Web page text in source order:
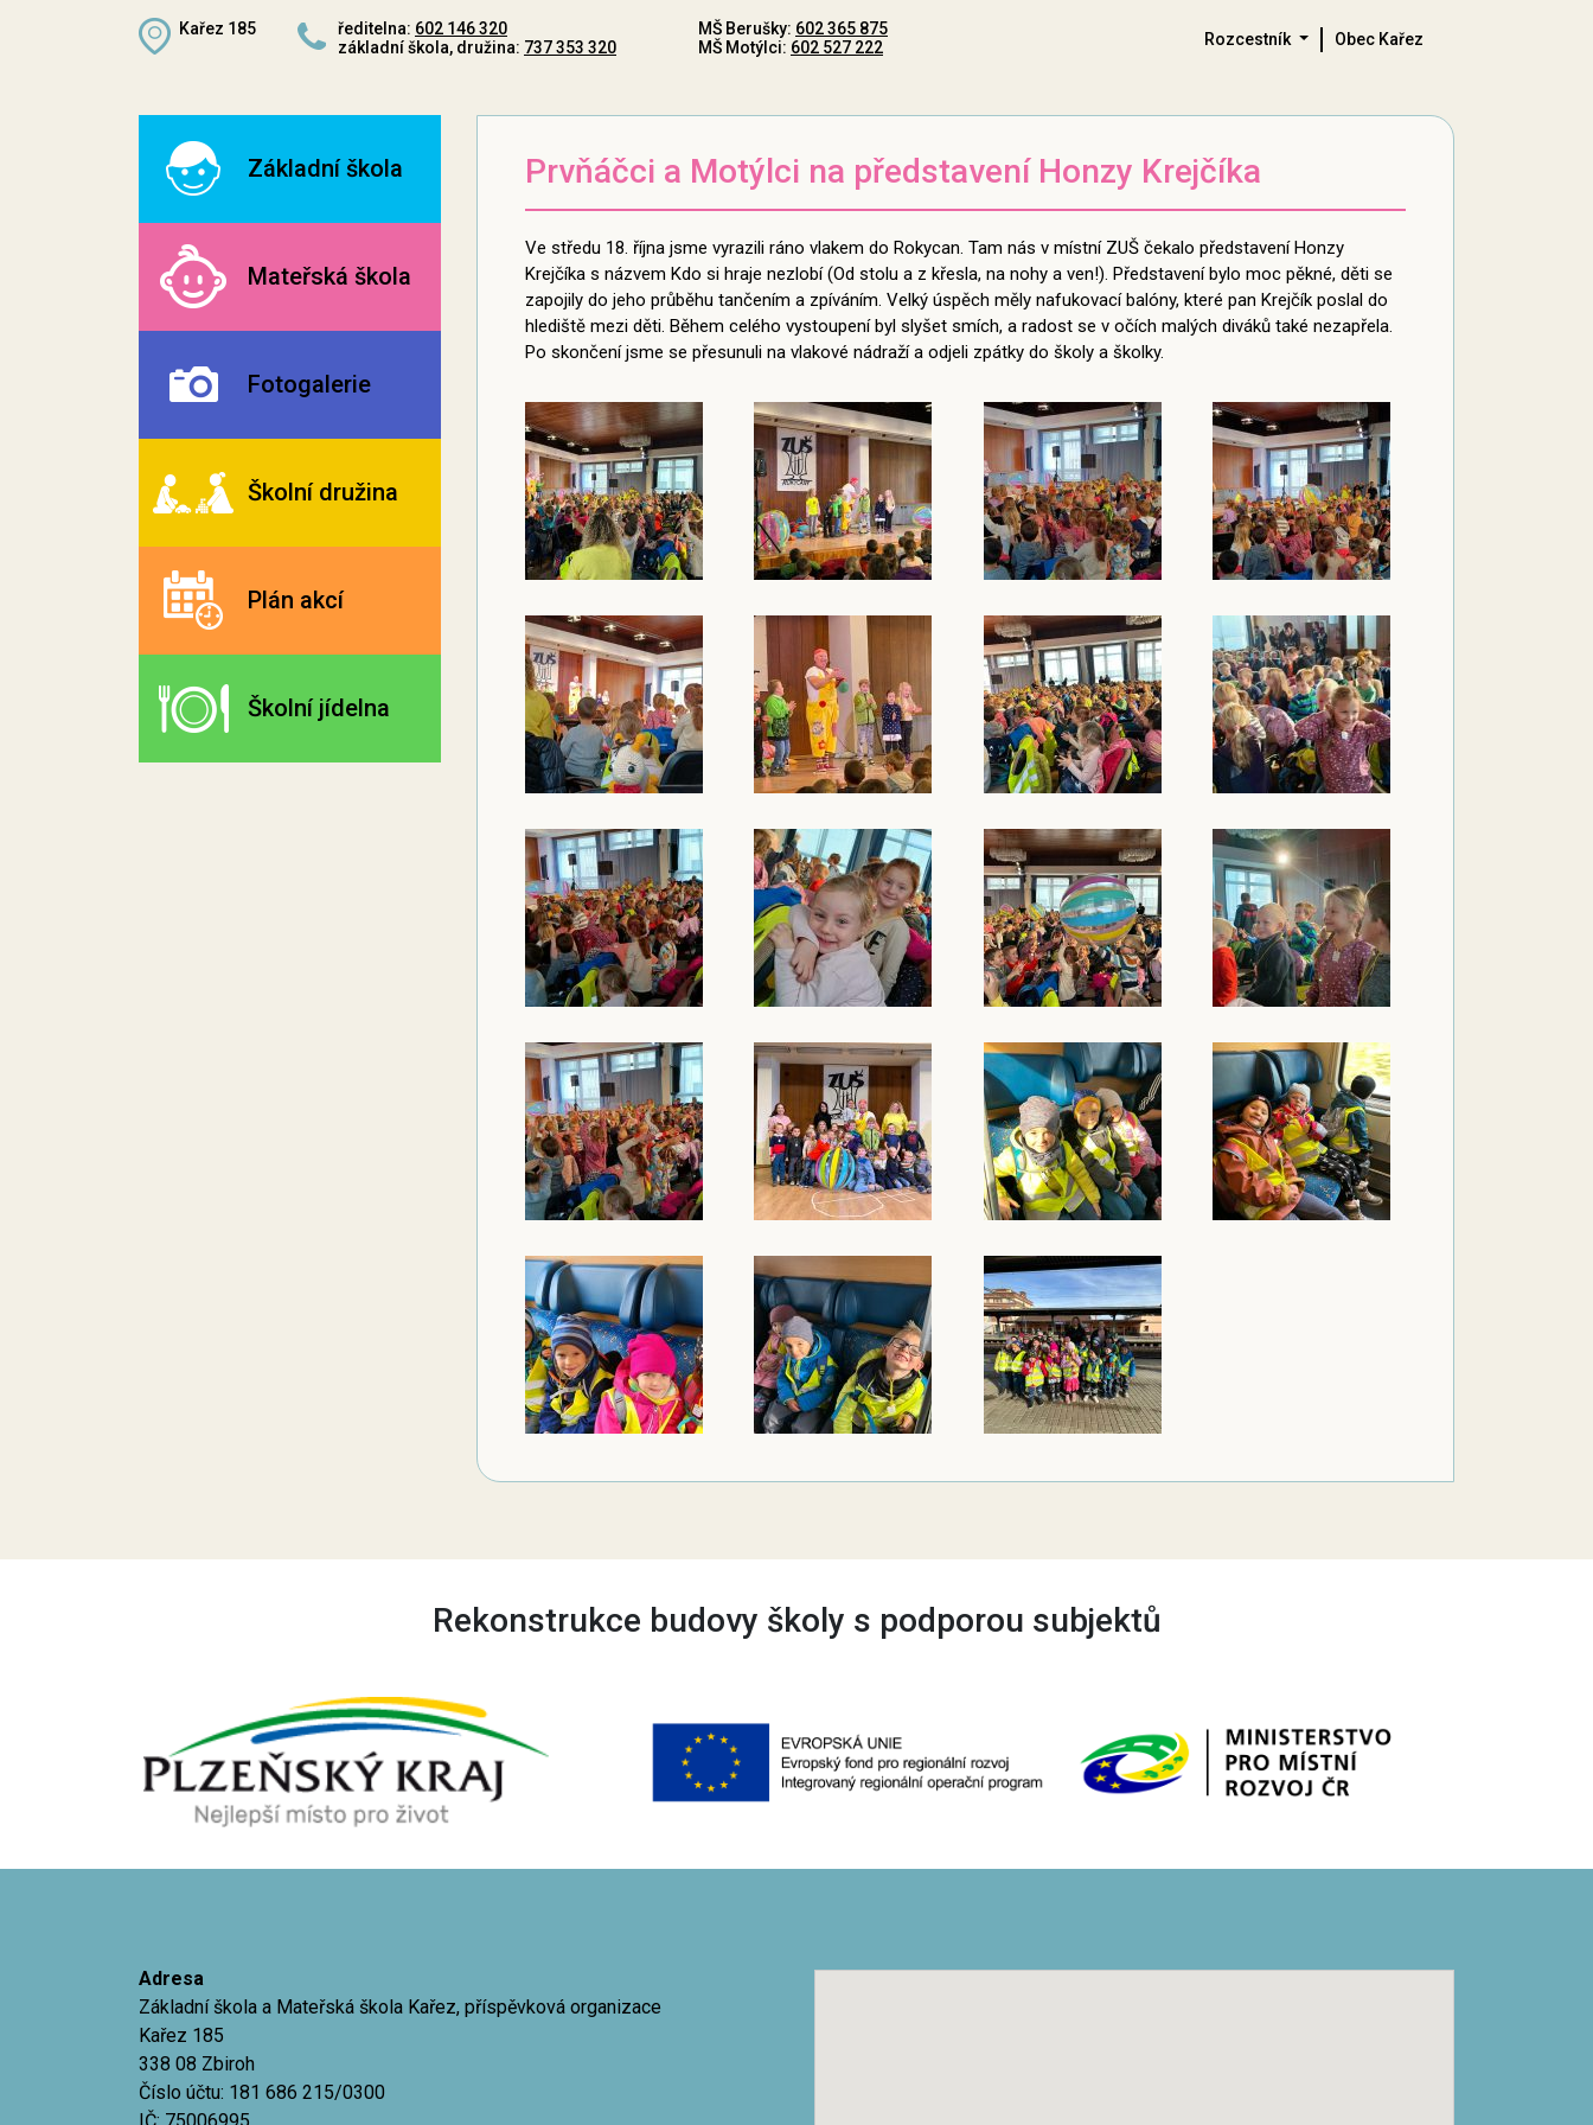
Kařez 185 ředitelna: 602 146 320
základní škola, družina: 737 353 320
MŠ Berušky: 602 365 875
MŠ Motýlci: 602 527 222 Rozcestník Obec Kařez
Základní škola
Mateřská škola
Fotogalerie
Školní družina
Plán akcí
Školní jídelna
Prvňáčci a Motýlci na představení Honzy Krejčíka
Ve středu 18. října jsme vyrazili ráno vlakem do Rokycan. Tam nás v místní ZUŠ čekalo představení Honzy
Krejčíka s názvem Kdo si hraje nezlobí (Od stolu a z křesla, na nohy a ven!). Představení bylo moc pěkné, děti se
zapojily do jeho průběhu tančením a zpíváním. Velký úspěch měly nafukovací balóny, které pan Krejčík poslal do
hlediště mezi děti. Během celého vystoupení byl slyšet smích, a radost se v očích malých diváků také nezapřela.
Po skončení jsme se přesunuli na vlakové nádraží a odjeli zpátky do školy a školky.
Rekonstrukce budovy školy s podporou subjektů
Adresa
Základní škola a Mateřská škola Kařez, příspěvková organizace
Kařez 185
338 08 Zbiroh
Číslo účtu: 181 686 215/0300